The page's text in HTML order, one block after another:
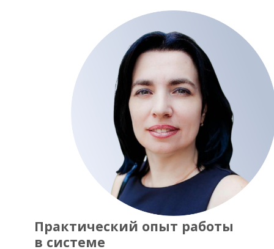
Практический опыт работы
в системе